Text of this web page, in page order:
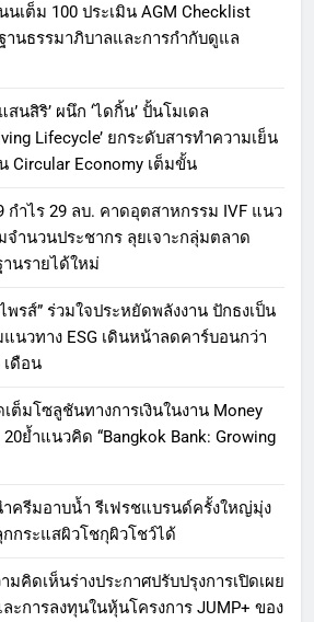
นเต็ม 100 ประเมิน AGM Checklist
านธรรมาภิบาลและการกำกับดูแล
สนสิริ’ ผนึก ‘ไดกิ้น’ ปั้นโมเดล
Lifecycle’ ยกระดับสารทำความเย็น
Circular Economy เต็มขั้น
กำไร 29 ลบ. คาดอุตสาหกรรม IVF แนว
ำนวนประชากร ลุยเจาะกลุ่มตลาด
านรายได้ใหม่
พรส์” ร่วมใจประหยัดพลังงาน ปักธงเป็น
นวทาง ESG เดินหน้าลดคาร์บอนกว่า
เดือน
ต็มโซลูชันทางการเงินในงาน Money
ย้ำแนวคิด “Bangkok Bank: Growing
ครีมอาบน้ำ รีเฟรชแบรนด์ครั้งใหญ่มุ่ง
กระแสผิวโชกุผิวโชว์ได้
มคิดเห็นร่างประกาศปรับปรุงการเปิดเผย
ะการลงทุนในหุ้นโครงการ JUMP+ ของ